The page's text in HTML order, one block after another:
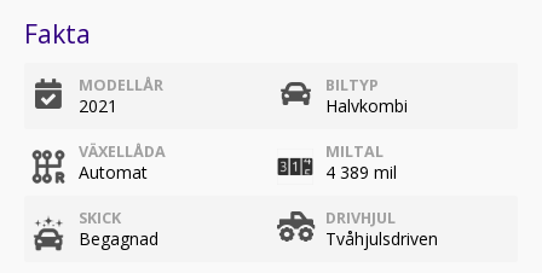
Fakta
MODELLÅR
2021
BILTYP
Halvkombi
VÄXELLÅDA
Automat
MILTAL
4 389 mil
SKICK
Begagnad
DRIVHJUL
Tvåhjulsdriven